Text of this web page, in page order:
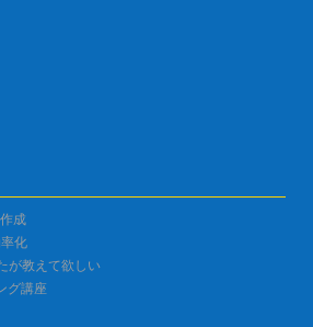
成
化
が教えて欲しい
グ講座